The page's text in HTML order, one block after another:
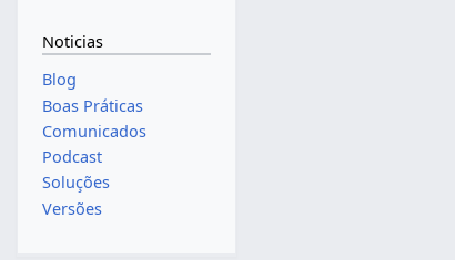
Noticias
Blog
Boas Práticas
Comunicados
Podcast
Soluções
Versões